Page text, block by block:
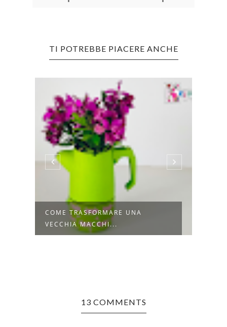
TI POTREBBE PIACERE ANCHE
COME TRASFORMARE UNA
VECCHIA MACCHI...
13 COMMENTS